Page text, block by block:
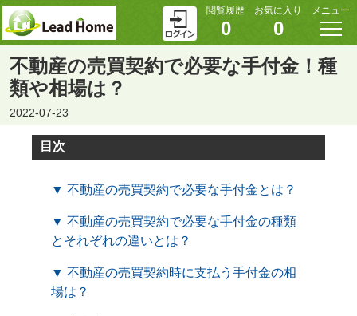
閲覧履歴
0
お気に入り
0
メニュー
不動産の売買契約で必要な手付金！種
類や相場は？
2022-07-23
目次
▼ 不動産の売買契約で必要な手付金とは？
▼ 不動産の売買契約で必要な手付金の種類
とそれぞれの違いとは？
▼ 不動産の売買契約時に支払う手付金の相
場は？